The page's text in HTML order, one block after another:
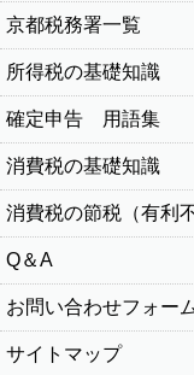
京都税務署一覧
所得税の基礎知識
確定申告 用語集
消費税の基礎知識
消費税の節税（有利
Q＆A
お問い合わせフォー
サイトマップ